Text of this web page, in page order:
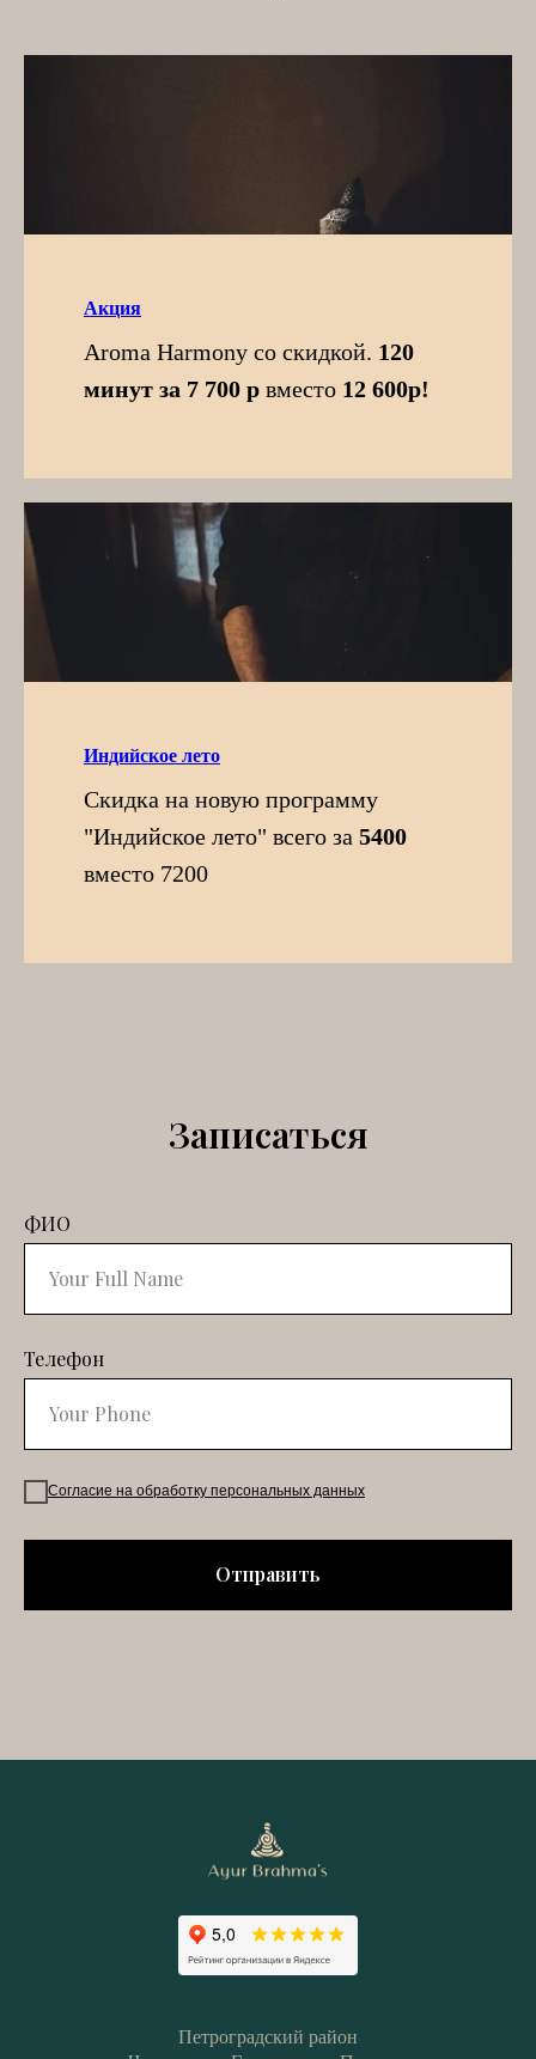
Акция
Aroma Harmony со скидкой. 120
минут за 7 700 р вместо 12 600р!
Индийское лето
Скидка на новую программу
"Индийское лето" всего за 5400
вместо 7200
Записаться
ФИО
Телефон
Согласие на обработку персональных данных
Отправить
Петроградский район